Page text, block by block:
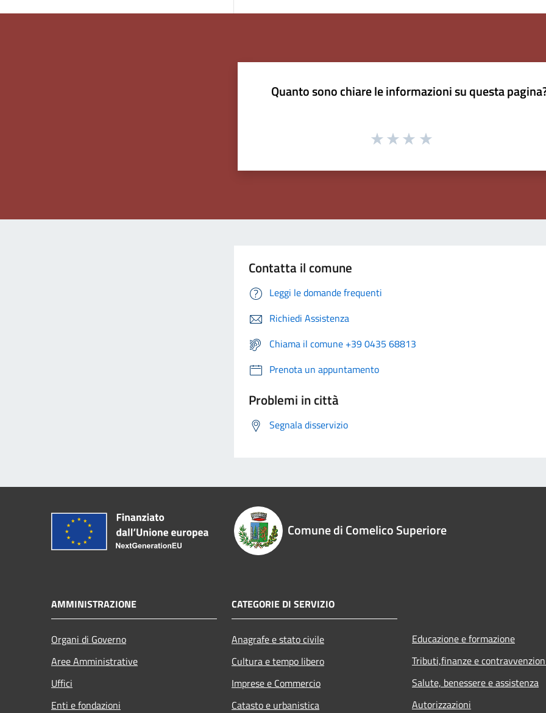
Quanto sono chiare le informazioni su questa
Contatta il comune
Leggi le domande frequenti
Richiedi Assistenza
Chiama il comune +39 0435 68813
Prenota un appuntamento
Problemi in città
Segnala disservizio
Comune di Comelico Superiore
AMMINISTRAZIONE
Organi di Governo
Aree Amministrative
Uffici
Enti e fondazioni
CATEGORIE DI SERVIZIO
Anagrafe e stato civile
Cultura e tempo libero
Imprese e Commercio
Catasto e urbanistica
Educazione e formazione
Tributi,finanze e
Salute, benessere e assistenza
Autorizzazioni